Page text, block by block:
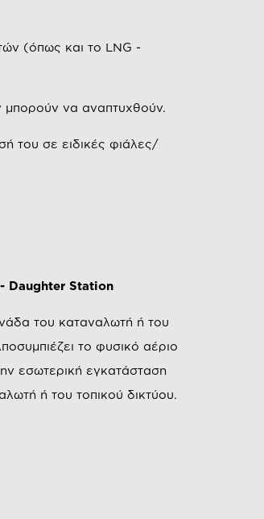
(όπως και το LNG -
μπορούν να αναπτυχθούν.
του σε ειδικές φιάλες/
Daughter Station
του καταναλωτή ή του
το φυσικό αέριο
εσωτερική εγκατάσταση
ή του τοπικού δικτύου.